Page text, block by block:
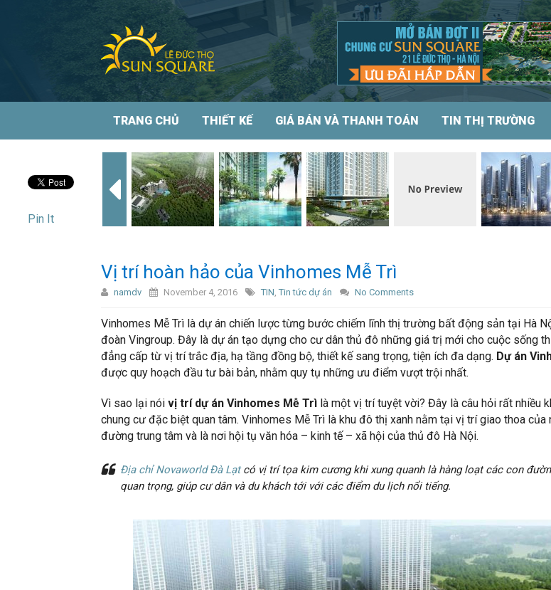
TRANG CHỦ THIẾT KẾ GIÁ BÁN VÀ THANH TOÁN TIN THỊ TRƯỜNG
Vị trí hoàn hảo của Vinhomes Mễ Trì
namdv November 4, 2016 TIN, Tin tức dự án No Comments
Vinhomes Mễ Trì là dự án chiến lược từng bước chiếm lĩnh thị trường bất động sản tại Hà
đoàn Vingroup. Đây là dự án tạo dựng cho cư dân thủ đô những giá trị mới cho cuộc sống
đẳng cấp từ vị trí trắc địa, hạ tầng đồng bộ, thiết kế sang trọng, tiện ích đa dạng. Dự án
được quy hoạch đầu tư bài bản, nhằm quy tụ những ưu điểm vượt trội nhất.
Vì sao lại nói vị trí dự án Vinhomes Mễ Trì là một vị trí tuyệt vời? Đây là câu hỏi rất nhiều
chung cư đặc biệt quan tâm. Vinhomes Mễ Trì là khu đô thị xanh nằm tại vị trí giao thoa của
đường trung tâm và là nơi hội tụ văn hóa – kinh tế – xã hội của thủ đô Hà Nội.
Địa chỉ Novaworld Đà Lạtcó vị trí tọa kim cương khi xung quanh là hàng loạt các con
quan trọng, giúp cư dân và du khách tới với các điểm du lịch nổi tiếng.
Pin It